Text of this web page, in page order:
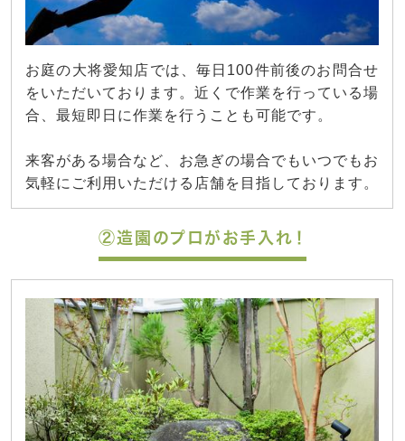
お庭の大将愛知店では、毎日100件前後のお問合せ
をいただいております。近くで作業を行っている場
合、最短即日に作業を行うことも可能です。
来客がある場合など、お急ぎの場合でもいつでもお
気軽にご利用いただける店舗を目指しております。
②造園のプロがお手入れ！